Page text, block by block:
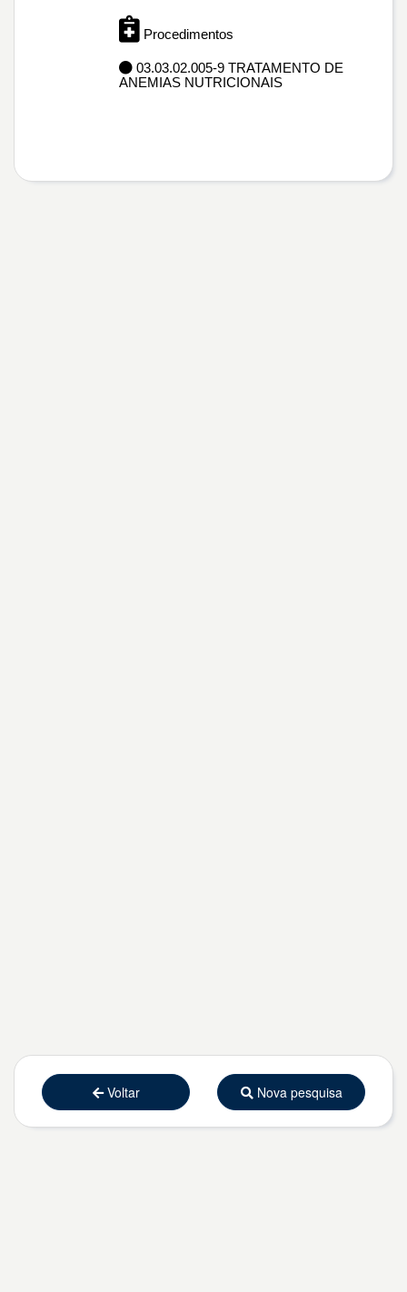
Procedimentos
03.03.02.005-9 TRATAMENTO DE
ANEMIAS NUTRICIONAIS
Voltar Nova pesquisa